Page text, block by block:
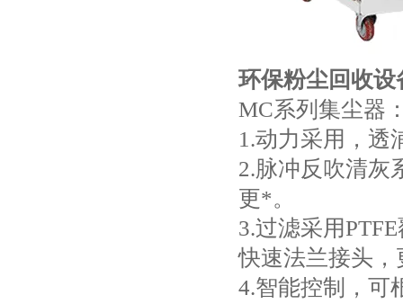
环保粉尘回收设
MC系列集尘器
1.动力采用，透
2.脉冲反吹清灰
更*。
3.过滤采用
快速法兰接头，
4.智能控制，可